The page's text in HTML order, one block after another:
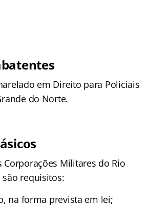
em Direito para Policiais
do Norte.
Corporações Militares do Rio
requisitos:
na forma prevista em lei;